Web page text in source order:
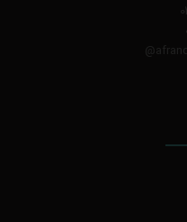
@